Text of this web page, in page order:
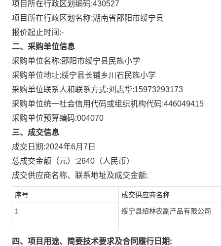
项目所在行政区划编码:430527
项目所在行政区划名称:湖南省邵阳市绥宁县
报价起止时间:-
二、采购单位信息
采购单位名称:邵阳市绥宁县民族小学
采购单位地址:绥宁县长铺乡川石民族小学
采购单位联系人和联系方式:刘志华:15973293173
采购单位统一社会信用代码或组织机构代码:446049415
采购单位预算编码:004070
三、成交信息
成交日期:2024年6月7日
总成交金额（元）:2640 （人民币）
成交供应商名称、联系地址及成交金额:
序号 成交供应商名称
1 绥宁县绍林农副产品有限公司
四、项目用途、简要技术要求及合同履行日期: